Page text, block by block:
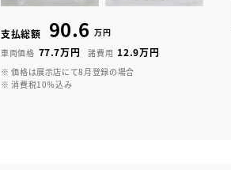
支払総額 90.6 万円
車両価格 77.7万円 諸費用 12.9万円
※ 価格は展示店にて8月登録の場合
※ 消費税10％込み